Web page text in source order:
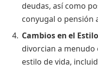
deudas, así como
conyugal o pensión
Cambios en el
divorcian a
estilo de vida,